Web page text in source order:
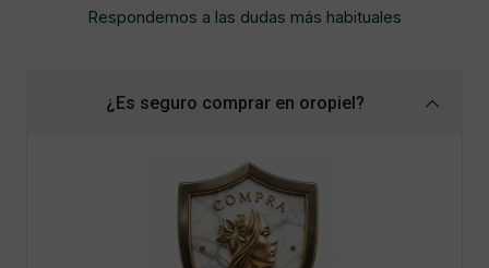
Respondemos a las dudas más habituales
¿Es seguro comprar en oropiel?